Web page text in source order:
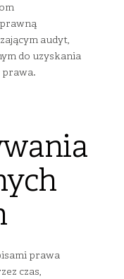
prawną
audyt,
do uzyskania
prawa.
prawa
czas,